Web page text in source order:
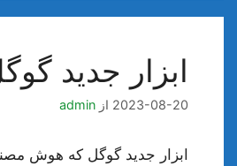
ابزار جدید
2023-08-20 از admin
ابزار جدید گوگل که هوش